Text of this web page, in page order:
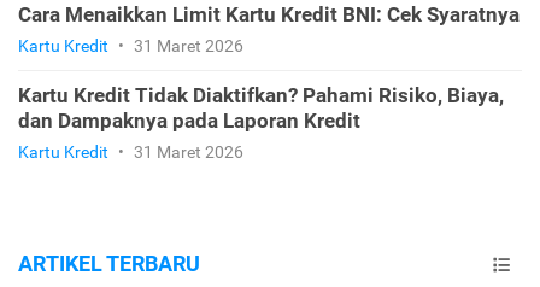
Cara Menaikkan Limit Kartu Kredit BNI: Cek Syaratnya
Kartu Kredit • 31 Maret 2026
Kartu Kredit Tidak Diaktifkan? Pahami Risiko, Biaya,
dan Dampaknya pada Laporan Kredit
Kartu Kredit • 31 Maret 2026
ARTIKEL TERBARU